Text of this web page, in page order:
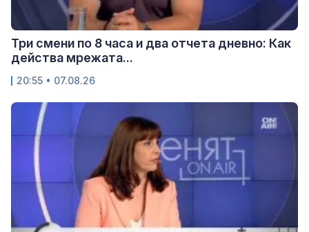
Три смени по 8 часа и два отчета дневно: Как
действа мрежата...
20:55 • 07.08.26